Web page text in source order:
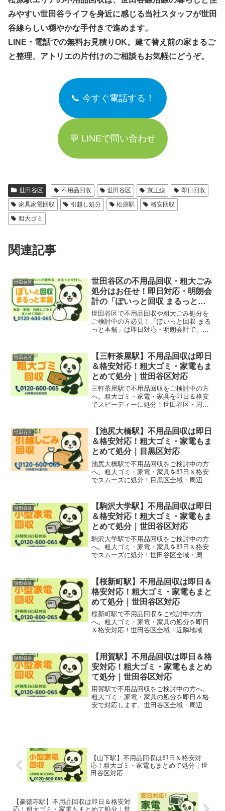
みやすい世田谷ライフを身近に感じる当社スタッフが世田
谷線らしい穏やかな手付きで進めます。
LINE・電話での無料お見積りOK。建て替え前の家まるご
と整理、アトリエの片付けのご相談もお気軽にどうぞ。
📞 今すぐ電話する！
💬 LINEで問い合わせ
世田谷区 不用品回収 世田谷区 京王線
即日回収
家具家電回収
引越し処分 松原駅
格安回収
粗大ゴミ
関連記事
世田谷区
世田谷区の不用品回収・粗大ごみ
処分はお任せ！即日対応・明朗会
計の「ぽいっと回収 まるっと本
舗」
世田谷区で不用品回収や粗大ごみ処分を
ご検討中の方必見！「ぽいっと回収 まる
っと本舗」は即日対応・明朗会計で、家
茶屋・下北沢・経堂・用賀エリアも対応
可能です。
世田谷区
【三軒茶屋駅】不用品回収は即日
＆格安対応！粗大ゴミ・家電もま
とめて処分｜世田谷区対応
三軒茶屋駅で不用品回収をご検討中の方
へ。粗大ゴミ・家電・家具を即日＆格安
でスピーディーに処分！世田谷区・周辺
世田谷区
【池尻大橋駅】不用品回収は即日
＆格安対応！粗大ゴミ・家電もま
とめて処分｜目黒区対応
池尻大橋駅で不用品回収をご検討中の方
へ。粗大ゴミ・家電・家具を即日＆格安
でスムーズに処分！目黒区全域・周辺エ
世田谷区
【駒沢大学駅】不用品回収は即日
＆格安対応！粗大ゴミ・家電もま
とめて処分｜世田谷区対応
駒沢大学駅で不用品回収をご検討中の方
へ。粗大ゴミ・家電・家具を即日＆格安
でスムーズに処分！世田谷区全域・周辺
世田谷区
【桜新町駅】不用品回収は即日＆
格安対応！粗大ゴミ・家電もまと
めて処分｜世田谷区対応
桜新町駅で不用品回収をご検討中の方
へ。粗大ゴミ・家電・家具の処分を即日
＆格安対応！世田谷区全域・近隣地域に
世田谷区
【用賀駅】不用品回収は即日＆格
安対応！粗大ゴミ・家電もまとめ
て処分｜世田谷区対応
用賀駅で不用品回収をご検討中の方へ。
粗大ゴミ・家電・家具の処分を即日＆格
安で対応します。世田谷区全域・周辺エ
【山下駅】不用品回収は即日＆格安対
応！粗大ゴミ・家電もまとめて処分｜世
田谷区対応
【豪徳寺駅】不用品回収は即日＆格安対
応！粗大ゴミ・家電もまとめて処分｜世